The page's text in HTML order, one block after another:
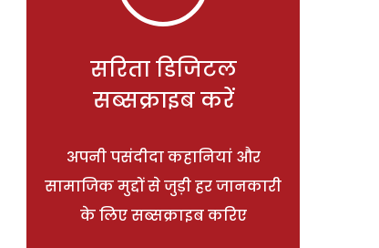
सरिता डिजिटल
सब्सक्राइब करें
अपनी पसंदीदा कहानियां और
सामाजिक मुद्दों से जुड़ी हर जानकारी
के लिए सब्सक्राइब करिए